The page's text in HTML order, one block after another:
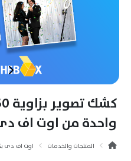
واحدة من اوت اف
المنتجات والخدمات اوت اف دى